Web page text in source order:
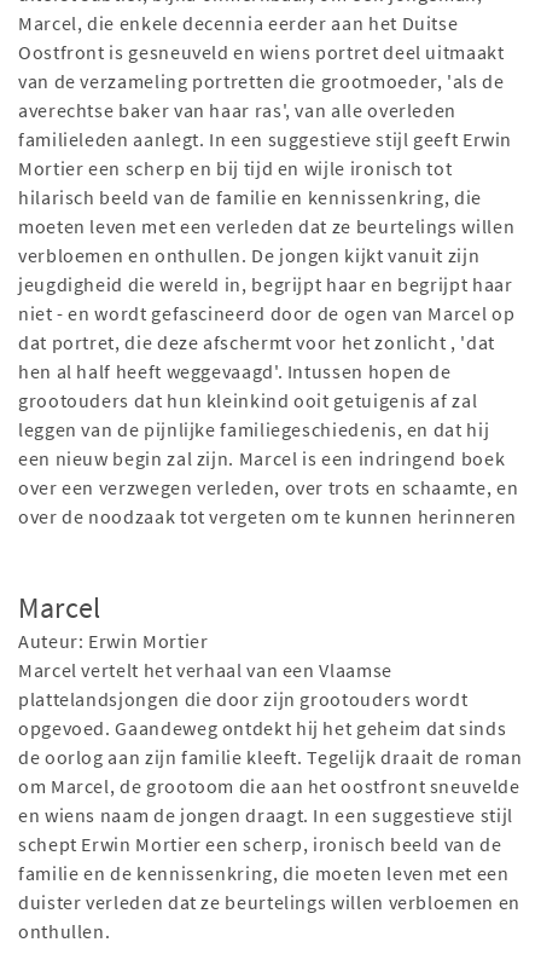
Marcel, die enkele decennia eerder aan het Duitse
Oostfront is gesneuveld en wiens portret deel uitmaakt
van de verzameling portretten die grootmoeder, 'als de
averechtse baker van haar ras', van alle overleden
familieleden aanlegt. In een suggestieve stijl geeft Erwin
Mortier een scherp en bij tijd en wijle ironisch tot
hilarisch beeld van de familie en kennissenkring, die
moeten leven met een verleden dat ze beurtelings willen
verbloemen en onthullen. De jongen kijkt vanuit zijn
jeugdigheid die wereld in, begrijpt haar en begrijpt haar
niet - en wordt gefascineerd door de ogen van Marcel op
dat portret, die deze afschermt voor het zonlicht , 'dat
hen al half heeft weggevaagd'. Intussen hopen de
grootouders dat hun kleinkind ooit getuigenis af zal
leggen van de pijnlijke familiegeschiedenis, en dat hij
een nieuw begin zal zijn. Marcel is een indringend boek
over een verzwegen verleden, over trots en schaamte, en
over de noodzaak tot vergeten om te kunnen herinneren
Marcel
Auteur: Erwin Mortier
Marcel vertelt het verhaal van een Vlaamse
plattelandsjongen die door zijn grootouders wordt
opgevoed. Gaandeweg ontdekt hij het geheim dat sinds
de oorlog aan zijn familie kleeft. Tegelijk draait de roman
om Marcel, de grootoom die aan het oostfront sneuvelde
en wiens naam de jongen draagt. In een suggestieve stijl
schept Erwin Mortier een scherp, ironisch beeld van de
familie en de kennissenkring, die moeten leven met een
duister verleden dat ze beurtelings willen verbloemen en
onthullen.